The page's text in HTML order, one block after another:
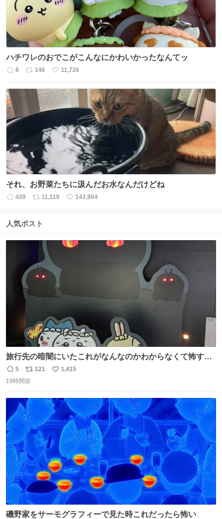
ハチワレのおでこがこんなにかわいかったなんてッ
返
数
8
リ
ス
ト
数
146
い
ね
数
11,726
それ、お野菜たちに汲んだお水なんだけどね
返
数
420
リ
ス
11,119
い
143,904
人気ポスト
旅行先の暗闇にいたこれがなんなのかわからなくて怖すぎ
た 子どもたちも怖がりまくってた👻 ちいかわってこういう
感じのお話なんですか…？
返
信
5
リ
ポ
ト
数
121
い
数
1,415
19時間前
磯野家をサーモグラフィーで見た時これだったら怖い